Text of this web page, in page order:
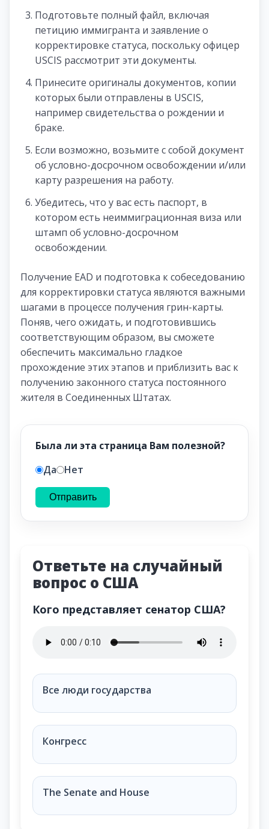
Подготовьте полный файл, включая
петицию иммигранта и заявление о
корректировке статуса, поскольку офицер
USCIS рассмотрит эти документы.
Принесите оригиналы документов, копии
которых были отправлены в USCIS,
например свидетельства о рождении и
браке.
Если возможно, возьмите с собой документ
об условно-досрочном освобождении и/или
карту разрешения на работу.
Убедитесь, что у вас есть паспорт, в
котором есть неиммиграционная виза или
штамп об условно-досрочном
освобождении.
Получение EAD и подготовка к собеседованию
для корректировки статуса являются важными
шагами в процессе получения грин-карты.
Поняв, чего ожидать, и подготовившись
соответствующим образом, вы сможете
обеспечить максимально гладкое
прохождение этих этапов и приблизить вас к
получению законного статуса постоянного
жителя в Соединенных Штатах.
Была ли эта страница Вам полезной?
Да
Нет
Отправить
Ответьте на случайный
вопрос о США
Кого представляет сенатор США?
Кого представляет сенатор США?
Все люди государства
Конгресс
The Senate and House